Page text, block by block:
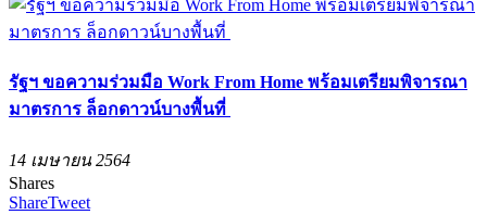
รัฐฯ ขอความร่วมมือ Work From Home พร้อมเตรียมพิจารณา
มาตรการ ล็อกดาวน์บางพื้นที่
14 เมษายน 2564
Shares
ShareTweet